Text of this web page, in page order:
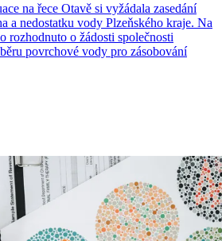
na řece Otavě si vyžádala zasedání
a nedostatku vody Plzeňského kraje. Na
rozhodnuto o žádosti společnosti
povrchové vody pro zásobování